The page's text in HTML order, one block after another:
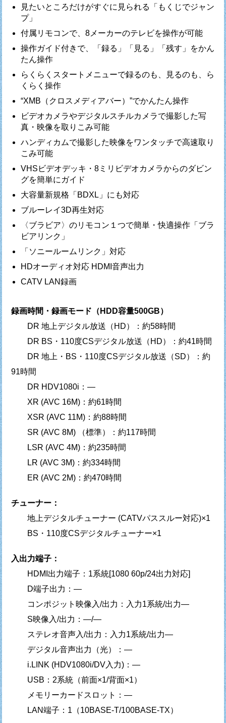
見たいところだけがすぐに見られる「もくじでジャン
プ」
付属リモコンで、8メーカーのテレビを操作が可能
操作ガイド付きで、「録る」「見る」「残す」をかん
たん操作
らくらくスタートメニューで録るのも、見るのも、ら
くらく操作
“XMB（クロスメディアバー）”でかんたん操作
ビデオカメラやデジタルスチルカメラで撮影した写
真・映像を取りこみ可能
ハンディカムで撮影した映像をワンタッチで高速取り
こみ可能
VHSビデオデッキ・8ミリビデオカメラからのダビン
グを簡単にガイド
大容量新規格「BDXL」にも対応
ブルーレイ3D再生対応
〈ブラビア〉のリモコン１つで簡単・快適操作「ブラ
ビアリンク」
「ソニールームリンク」対応
HDオーディオ対応 HDMI音声出力
CATV LAN録画
録画時間・録画モード（HDD容量500GB）
DR 地上デジタル放送（HD）：約58時間
DR BS・110度CSデジタル放送（HD）：約41時間
DR 地上・BS・110度CSデジタル放送（SD）：約
91時間
DR HDV1080i：—
XR (AVC 16M)：約61時間
XSR (AVC 11M)：約88時間
SR (AVC 8M) （標準）：約117時間
LSR (AVC 4M)：約235時間
LR (AVC 3M)：約334時間
ER (AVC 2M)：約470時間
チューナー：
地上デジタルチューナー (CATVパススルー対応)×1
BS・110度CSデジタルチューナー×1
入出力端子：
HDMI出力端子：1系統[1080 60p/24出力対応]
D端子出力：—
コンポジット映像入/出力：入力1系統/出力—
S映像入/出力：—/—
ステレオ音声入/出力：入力1系統/出力—
デジタル音声出力（光）：—
i.LINK (HDV1080i/DV入力)：—
USB：2系統（前面×1/背面×1）
メモリーカードスロット：—
LAN端子：1（10BASE-T/100BASE-TX）